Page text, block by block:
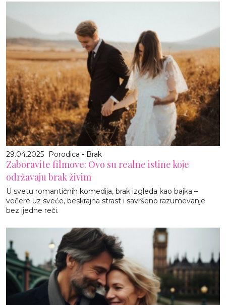
29.04.2025 Porodica - Brak
Zaboravite filmove: Ovo su realne istine koje
održavaju brak živim
U svetu romantičnih komedija, brak izgleda kao bajka –
večere uz sveće, beskrajna strast i savršeno razumevanje
bez ijedne reči.